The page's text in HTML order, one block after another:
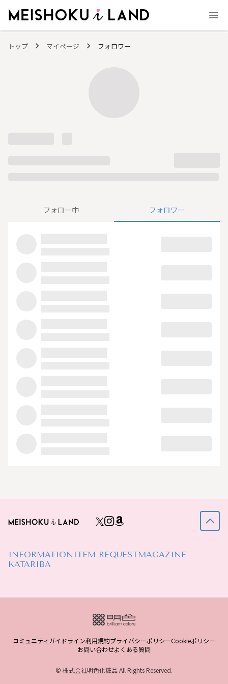
トップ マイページ フォロワー
フォロー中 フォロワー
INFORMATION ITEM REQUESTMAGAZINE
KATARIBA
コミュニティガイドライン利用規約プライバシーポリシーCookieポリシー
お問い合わせよくある質問
© 株式会社明色化粧品 All Rights Reserved.